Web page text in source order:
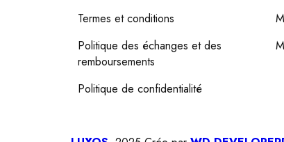
Termes et conditions
Politique des échanges et des
remboursements
Politique de confidentialité